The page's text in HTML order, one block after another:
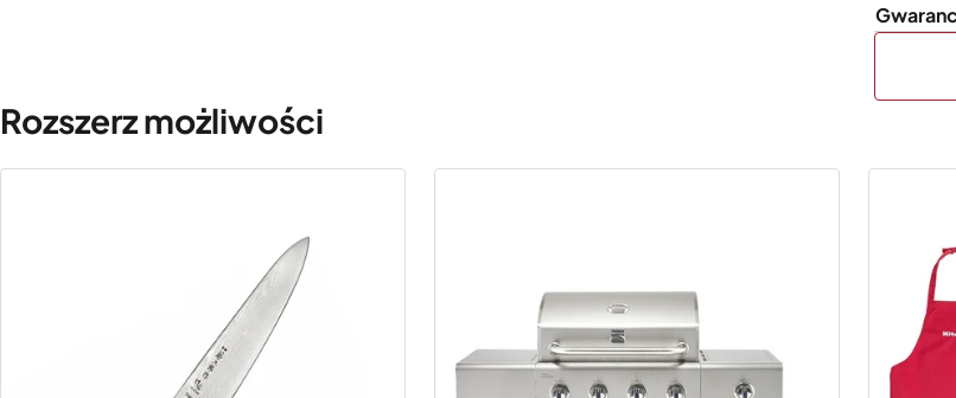
Rozszerz możliwości